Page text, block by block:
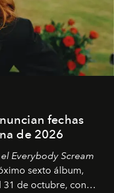
fechas
de 2026
el Everybody Scream
sexto álbum,
31 de octubre, con